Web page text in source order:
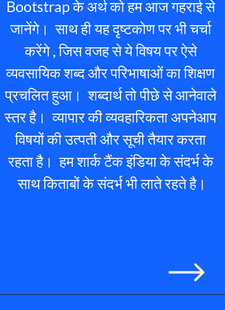
Bootstrap के अर्थ को हम आज गहराई से
जानेंगे।  साथ ही यह दृष्टकोण पर भी चर्चा
करेंगे , जिस वजह से ये विषय पर ऐसे
व्यवसायिक शब्द और परिभाषाओं का शिक्षण
प्रचलित हुआ।  शब्दार्थ तो पीछे से आनेवाले
स्तर है।  व्यापार की व्यवहारिकता अपनेआप
विषयों की उत्पती और सूची तैयार करता
रहता है।  हम शार्क टैंक इंडिया के संदर्भ के
साथ किताबों के संदर्भ भी लाते रहते है।